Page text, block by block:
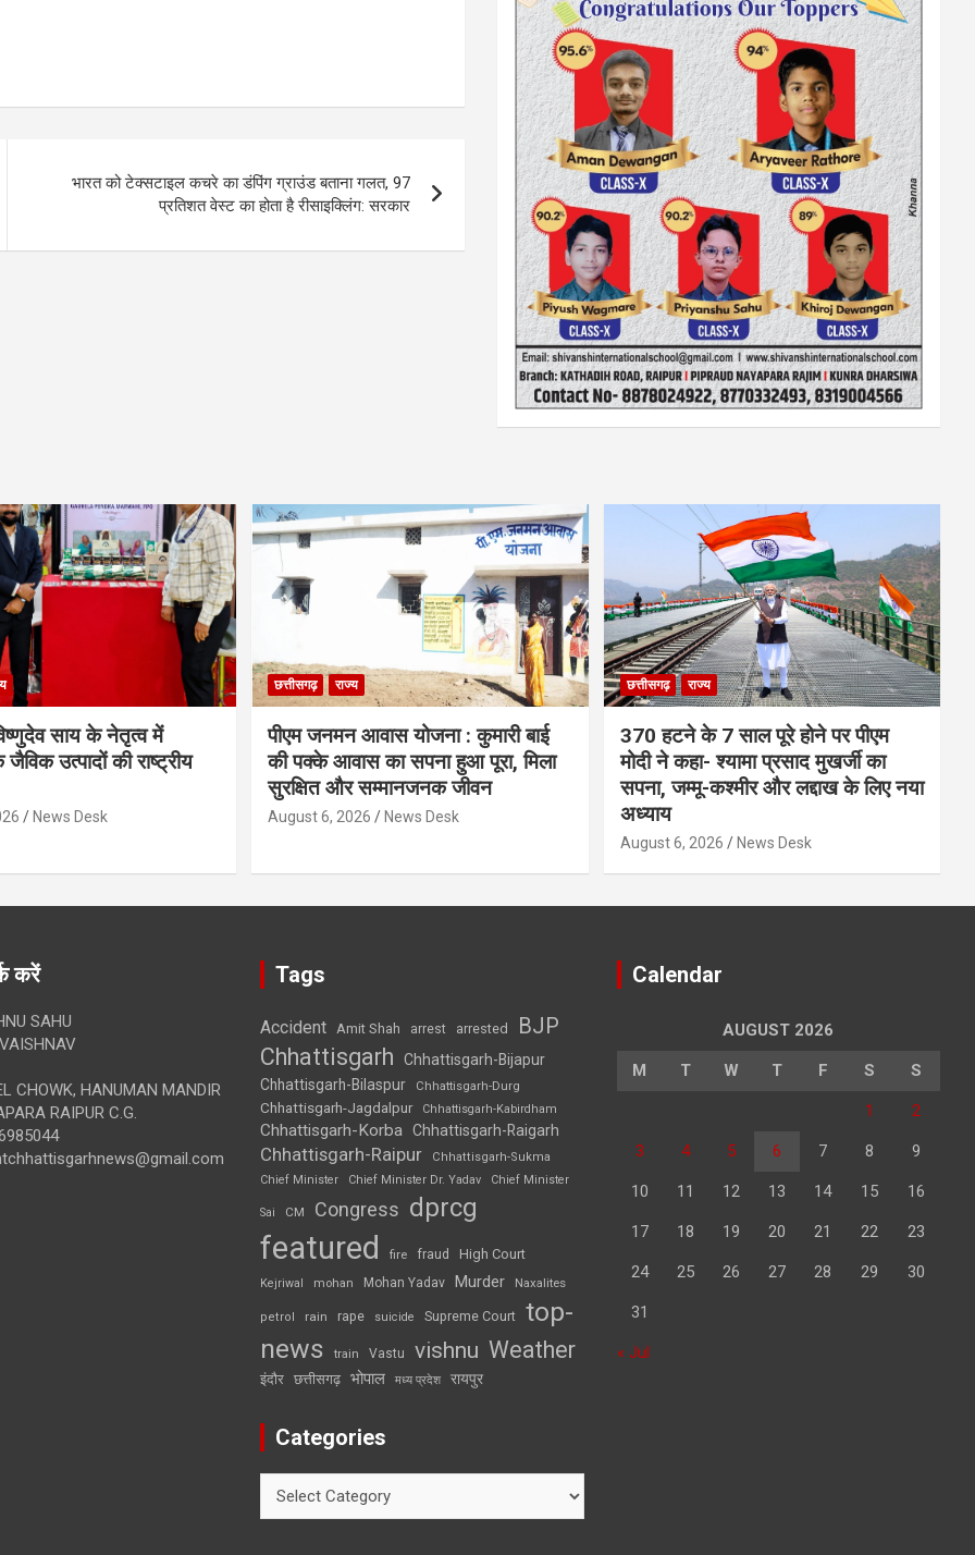
भारत को टेक्सटाइल कचरे का डंपिंग ग्राउंड बताना गलत, 97
प्रतिशत वेस्ट का होता है रीसाइक्लिंग: सरकार
साय के नेतृत्व में
उत्पादों की राष्ट्रीय
News Desk
छत्तीसगढ़ राज्य
पीएम जनमन आवास योजना : कुमारी बाई
की पक्के आवास का सपना हुआ पूरा, मिला
सुरक्षित और सम्मानजनक जीवन
August 6, 2026 News Desk
छत्तीसगढ़ राज्य
370 हटने के 7 साल पूरे होने पर पीएम
मोदी ने कहा- श्यामा प्रसाद मुखर्जी का
सपना, जम्मू-कश्मीर और लद्दाख के लिए नया
अध्याय
August 6, 2026 News Desk
करें
SAHU
CHOWK, HANUMAN MANDIR
RAIPUR C.G.
Tags
Accident Amit Shah arrest arrested BJP
Chhattisgarh
Chhattisgarh-Bijapur
Chhattisgarh-Bilaspur
Chhattisgarh-Durg
Chhattisgarh-Jagdalpur Chhattisgarh-Kabirdham
Chhattisgarh-Korba Chhattisgarh-Raigarh
Chhattisgarh-Raipur
Chhattisgarh-Sukma
Chief Minister
Chief Minister Dr. Yadav Chief Minister
Sai CM Congress dprcg
featured fire fraud High Court
Kejriwal mohan Mohan Yadav Murder Naxalites
petrol rain rape suicide Supreme Court top-
news
train Vastu vishnu Weather
इंदौर छत्तीसगढ़ भोपाल मध्य प्रदेश रायपुर
Categories
Calendar
AUGUST 2026
M T W T F S S
1 2
3 4 5 6 7 8 9
10 11 12 13 14 15 16
17 18 19 20 21 22 23
24 25 26 27 28 29 30
31
« Jul